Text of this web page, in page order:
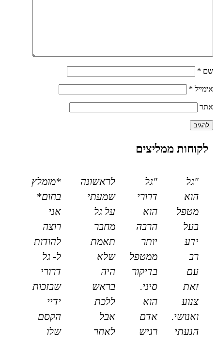
שם *
אימייל *
אתר
לקוחות ממליצים
"גל
הוא
מטפל
בעל
ידע
רב
עם
זאת
צנוע
ואנושי.
הגעתי
"גל
דרורי
הוא
הרבה
יותר
ממטפל
בדיקור
סיני.
הוא
אדם
רגיש
לראשונה
שמעתי
על גל
מחבר
תאמת
שלא
היה
בראש
ללכת
אבל
לאחר
*מומלץ
בחום*
אני
רוצה
להודות
ל- גל
דרורי
שבזכות
ידיי
הקסם
שלו